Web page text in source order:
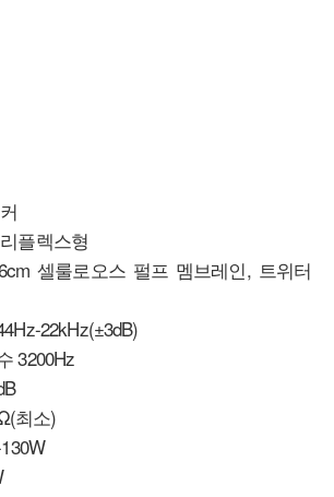
플렉스형
셀룰로오스 펄프 멤브레인, 트위터
22kHz(±3dB)
3200Hz
최소)